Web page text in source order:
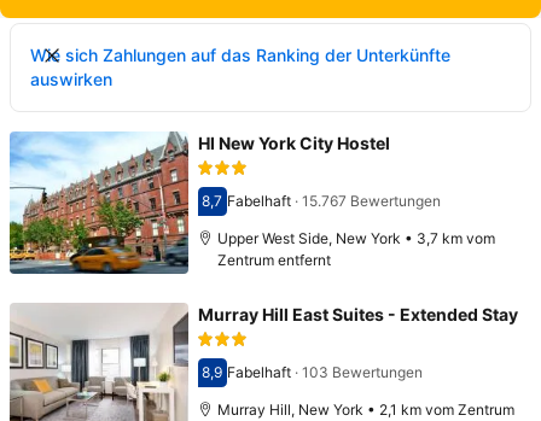
Wie sich Zahlungen auf das Ranking der Unterkünfte
auswirken
HI New York City Hostel
Bewertet mit 8,7
8,7 Fabelhaft· 15.767 Bewertungen
Upper West Side, New York • 3,7 km vom
Zentrum entfernt
Murray Hill East Suites - Extended Stay
Bewertet mit 8,9
8,9 Fabelhaft· 103 Bewertungen
Murray Hill, New York • 2,1 km vom Zentrum